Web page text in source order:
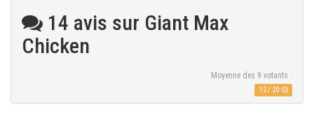
14 avis sur Giant Max
Chicken
Moyenne des 9 votants :
12/ 20